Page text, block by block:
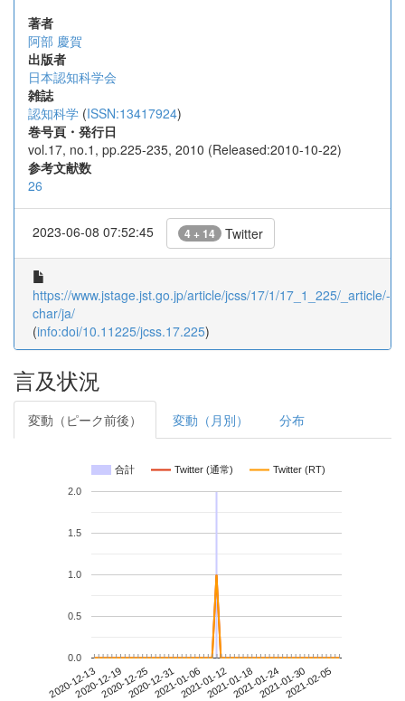
著者
阿部 慶賀
出版者
日本認知科学会
雑誌
認知科学 (ISSN:13417924)
巻号頁・発行日
vol.17, no.1, pp.225-235, 2010 (Released:2010-10-22)
参考文献数
26
2023-06-08 07:52:45 4 + 14 Twitter
https://www.jstage.jst.go.jp/article/jcss/17/1/17_1_225/_article/-
char/ja/
(info:doi/10.11225/jcss.17.225)
言及状況
変動（ピーク前後） 変動（月別） 分布
合計 Twitter (通常) Twitter (RT)
2020-12-132020-12-192020-12-252020-12-312021-01-062021-01-122021-01-182021-01-242021-01-302021-02-05
0.0
0.5
1.0
1.5
2.0